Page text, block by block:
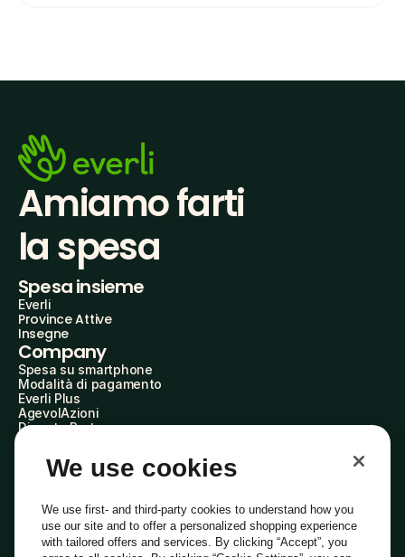
Amiamo farti
la spesa
Spesa insieme
Everli
Province Attive
Insegne
Company
Spesa su smartphone
Modalità di pagamento
Everli Plus
AgevolAzioni
Diventa Partner
Everli Shoppers
About Us
Everli News
Domande frequenti
Lavora con noi
Diventa Shopper
We use cookies
We use first- and third-party cookies to understand how you
use our site and to offer a personalized shopping experience
with tailored offers and services. By clicking “Accept”, you